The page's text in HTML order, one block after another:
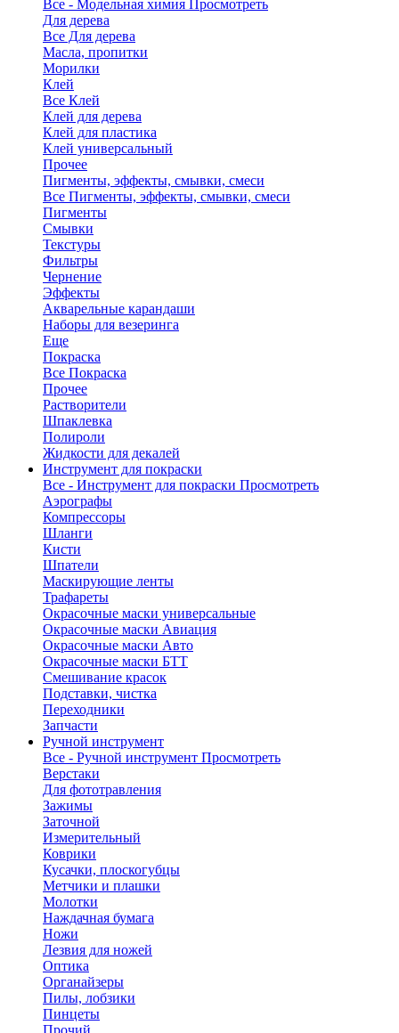
Все - Модельная химия Просмотреть
Для дерева
Все Для дерева
Масла, пропитки
Морилки
Клей
Все Клей
Клей для дерева
Клей для пластика
Клей универсальный
Прочее
Пигменты, эффекты, смывки, смеси
Все Пигменты, эффекты, смывки, смеси
Пигменты
Смывки
Текстуры
Фильтры
Чернение
Эффекты
Акварельные карандаши
Наборы для везеринга
Еще
Покраска
Все Покраска
Прочее
Растворители
Шпаклевка
Полироли
Жидкости для декалей
Инструмент для покраски
Все - Инструмент для покраски Просмотреть
Аэрографы
Компрессоры
Шланги
Кисти
Шпатели
Маскирующие ленты
Трафареты
Окрасочные маски универсальные
Окрасочные маски Авиация
Окрасочные маски Авто
Окрасочные маски БТТ
Смешивание красок
Подставки, чистка
Переходники
Запчасти
Ручной инструмент
Все - Ручной инструмент Просмотреть
Верстаки
Для фототравления
Зажимы
Заточной
Измерительный
Коврики
Кусачки, плоскогубцы
Метчики и плашки
Молотки
Наждачная бумага
Ножи
Лезвия для ножей
Оптика
Органайзеры
Пилы, лобзики
Пинцеты
Прочий